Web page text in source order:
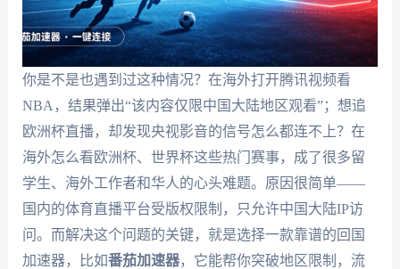
你是不是也遇到过这种情况？在海外打开腾讯视频看
NBA，结果弹出“该内容仅限中国大陆地区观看”；想追
欧洲杯直播，却发现央视影音的信号怎么都连不上？在
海外怎么看欧洲杯、世界杯这些热门赛事，成了很多留
学生、海外工作者和华人的心头难题。原因很简单——
国内的体育直播平台受版权限制，只允许中国大陆IP访
问。而解决这个问题的关键，就是选择一款靠谱的回国
加速器，比如番茄加速器，它能帮你突破地区限制，流